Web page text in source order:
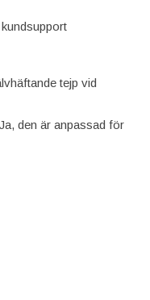
tejp vid
Ja, den är anpassad för